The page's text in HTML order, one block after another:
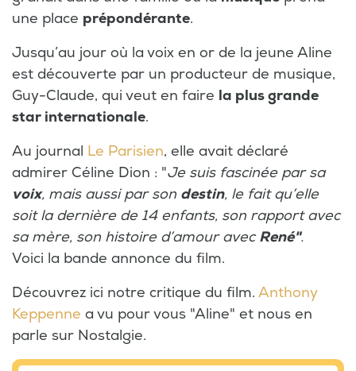
une place prépondérante.
Jusqu’au jour où la voix en or de la jeune Aline
est découverte par un producteur de musique,
Guy-Claude, qui veut en faire la plus grande
star internationale.
Au journal Le Parisien, elle avait déclaré
admirer Céline Dion : "Je suis fascinée par sa
voix, mais aussi par son destin, le fait qu’elle
soit la dernière de 14 enfants, son rapport avec
sa mère, son histoire d’amour avecRené".
Voici la bande annonce du film.
Découvrez ici notre critique du film. Anthony
Keppenne a vu pour vous "Aline" et nous en
parle sur Nostalgie.